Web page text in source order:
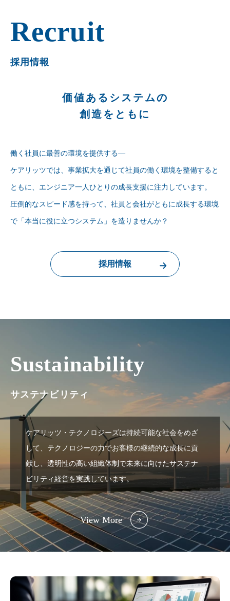
Recruit
採用情報
価値あるシステムの
創造をともに
働く社員に最善の環境を提供する—
ケアリッツでは、事業拡大を通じて社員の働く環境を整備すると
ともに、 エンジニア一人ひとりの成長支援に注力しています。
圧倒的なスピード感を持って、社員と会社がともに成長する環境
で 「本当に役に立つシステム」を造りませんか？
採用情報
Sustainability
サステナビリティ
ケアリッツ・テクノロジーズは持続可能な社会をめざ
して、テクノロジーの力でお客様の継続的な成長に貢
献し、 透明性の高い組織体制で未来に向けたサステナ
ビリティ経営を実践しています。
View More